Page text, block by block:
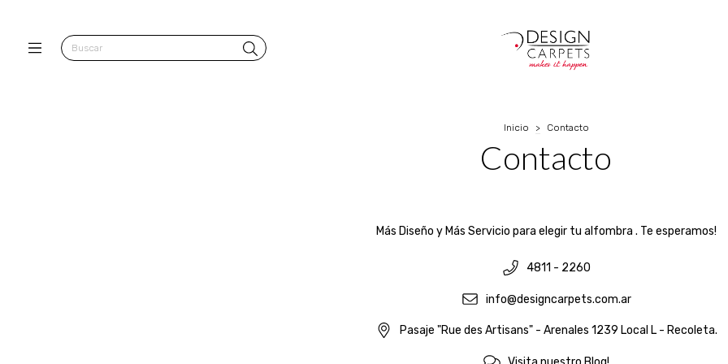
Inicio > Contacto
Contacto
Más Diseño y Más Servicio para elegir tu alfombra . Te esperamos!
4811 - 2260
info@designcarpets.com.ar
Pasaje "Rue des Artisans" - Arenales 1239 Local L - Recoleta.